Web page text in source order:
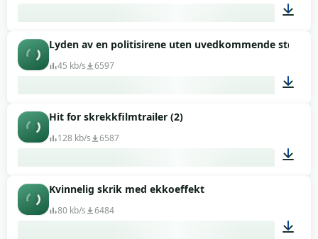
00:10
Lyden av en politisirene uten uvedkommende støy
45 kb/s 6597
Hit for skrekkfilmtrailer (2)
128 kb/s 6587
Kvinnelig skrik med ekkoeffekt
80 kb/s 6484